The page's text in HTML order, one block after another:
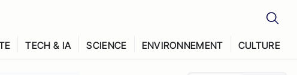
TECH & IA SCIENCE ENVIRONNEMENT CULTURE